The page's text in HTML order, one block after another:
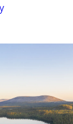
– vuokraa